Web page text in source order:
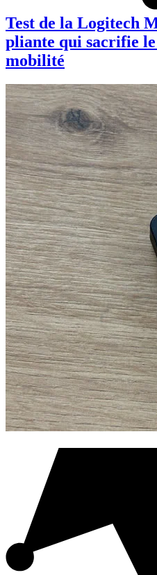
Test de la Logitech
pliante qui sacrifie
mobilité